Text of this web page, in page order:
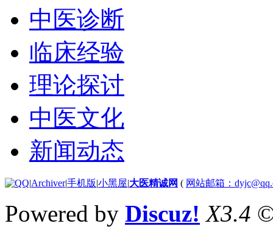
中医诊断
临床经验
理论探讨
中医文化
新闻动态
|Archiver|手机版|小黑屋|大医精诚网 ( 网站邮箱：
Powered by Discuz! X3.4